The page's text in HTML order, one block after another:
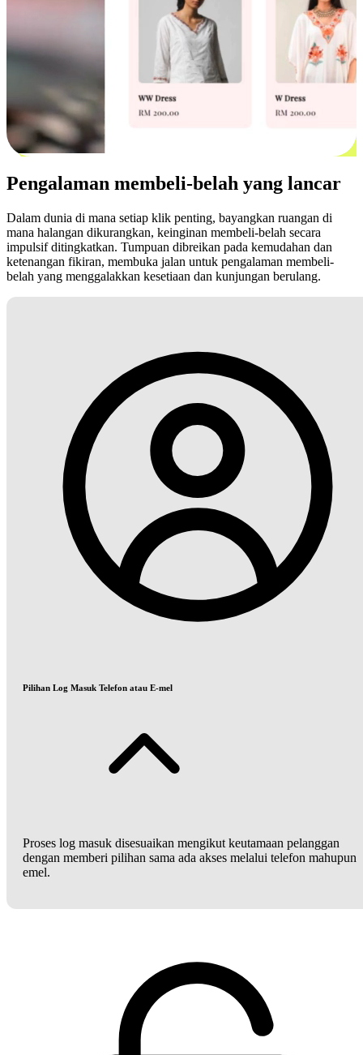
Pengalaman membeli-belah yang lancar
Dalam dunia di mana setiap klik penting, bayangkan ruangan di
mana halangan dikurangkan, keinginan membeli-belah secara
impulsif ditingkatkan. Tumpuan dibreikan pada kemudahan dan
ketenangan fikiran, membuka jalan untuk pengalaman membeli-
belah yang menggalakkan kesetiaan dan kunjungan berulang.
Pilihan Log Masuk Telefon atau E-mel
Proses log masuk disesuaikan mengikut keutamaan pelanggan
dengan memberi pilihan sama ada akses melalui telefon mahupun
emel.